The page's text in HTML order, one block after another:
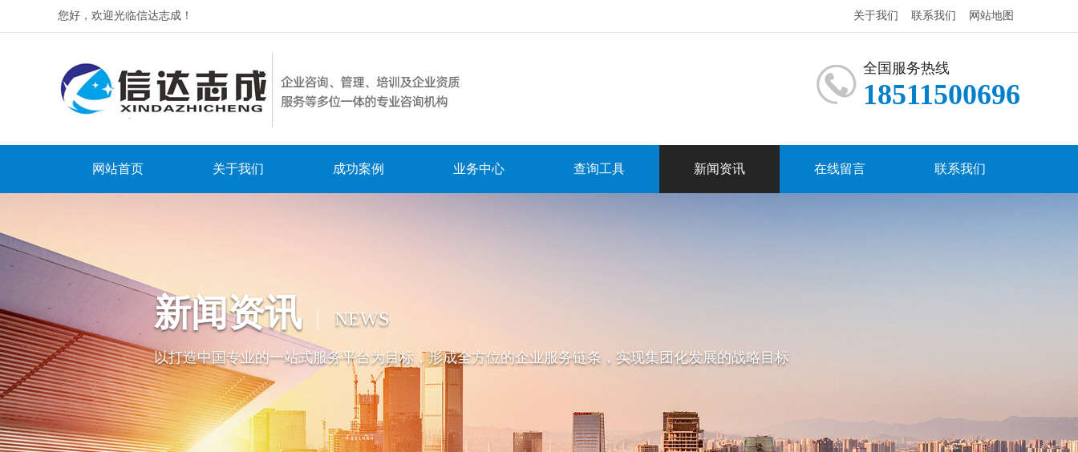
您好，欢迎光临信达志成！ 关于我们 联系我们 网站地图
全国服务热线
18511500696
网站首页 关于我们 成功案例 业务中心 查询工具 新闻资讯 在线留言 联系我们
新闻资讯 NEWS
以打造中国专业的一站式服务平台为目标，形成全方位的企业服务链条，实现集团化发展的战略目标